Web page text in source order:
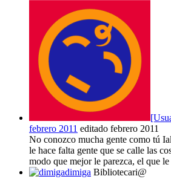
febrero 2011 editado febrero 2011
No conozco mucha gente como tú
le hace falta gente que se calle las
modo que mejor le parezca, el que
dimiga Bibliotecari@